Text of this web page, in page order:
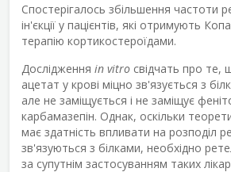
Спостерігалось збільшення частоти
ін'єкції у пацієнтів, які отримують
терапію кортикостероїдами.
Дослідження in vitro свідчать про те,
ацетат у крові міцно зв'язується з
але не заміщується і не заміщує
карбамазепін. Однак, оскільки
має здатність впливати на розподіл
зв'язуються з білками, необхідно
за супутнім застосуванням таких